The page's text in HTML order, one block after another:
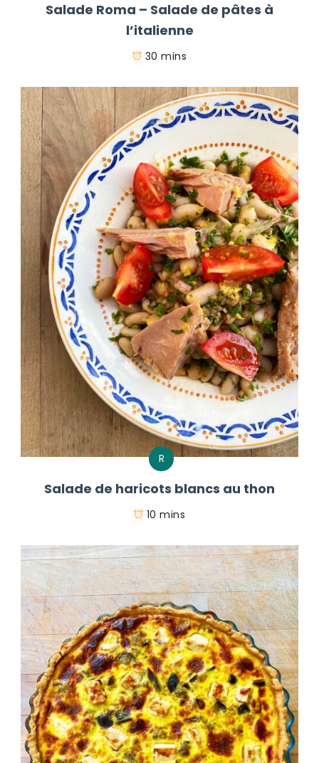
Salade Roma – Salade de pâtes à
l’italienne
30 mins
R
Salade de haricots blancs au thon
10 mins